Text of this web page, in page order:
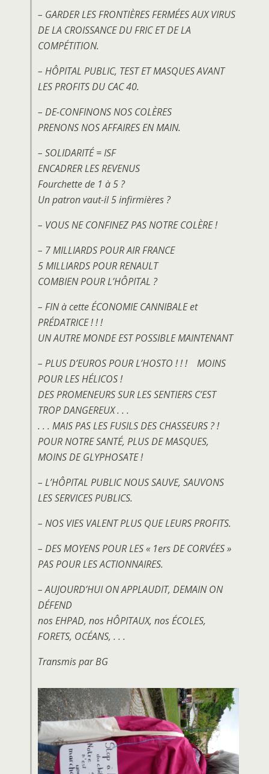
– GARDER LES FRONTIÈRES FERMÉES AUX VIRUS
DE LA CROISSANCE DU FRIC ET DE LA
COMPÉTITION.
– HÔPITAL PUBLIC, TEST ET MASQUES AVANT
LES PROFITS DU CAC 40.
– DE-CONFINONS NOS COLÈRES
PRENONS NOS AFFAIRES EN MAIN.
– SOLIDARITÉ = ISF
ENCADRER LES REVENUS
Fourchette de 1 à 5 ?
Un patron vaut-il 5 infirmières ?
– VOUS NE CONFINEZ PAS NOTRE COLÈRE !
– 7 MILLIARDS POUR AIR FRANCE
5 MILLIARDS POUR RENAULT
COMBIEN POUR L’HÔPITAL ?
– FIN à cette ÉCONOMIE CANNIBALE et
PRÉDATRICE ! ! !
UN AUTRE MONDE EST POSSIBLE MAINTENANT
– PLUS D’EUROS POUR L’HOSTO ! ! ! MOINS
POUR LES HÉLICOS !
DES PROMENEURS SUR LES SENTIERS C’EST
TROP DANGEREUX . . .
. . . MAIS PAS LES FUSILS DES CHASSEURS ? !
POUR NOTRE SANTÉ, PLUS DE MASQUES,
MOINS DE GLYPHOSATE !
– L’HÔPITAL PUBLIC NOUS SAUVE, SAUVONS
LES SERVICES PUBLICS.
– NOS VIES VALENT PLUS QUE LEURS PROFITS.
– DES MOYENS POUR LES « 1ers DE CORVÉES »
PAS POUR LES ACTIONNAIRES.
– AUJOURD’HUI ON APPLAUDIT, DEMAIN ON
DÉFEND
nos EHPAD, nos HÔPITAUX, nos ÉCOLES,
FORETS, OCÉANS, . . .
Transmis par BG